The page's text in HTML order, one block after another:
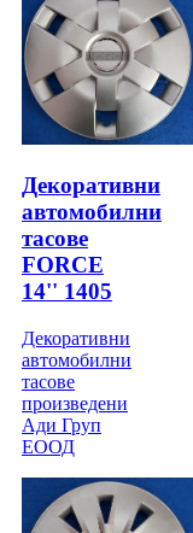
Декоративни
автомобилни
тасове
FORCE
14'' 1405
Декоративни
автомобилни
тасове
произведени
Ади Груп
ЕООД